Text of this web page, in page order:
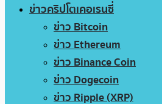
ข่าวคริปโตเคอเรนซี่
ข่าว Bitcoin
ข่าว Ethereum
ข่าว Binance Coin
ข่าว Dogecoin
ข่าว Ripple (XRP)